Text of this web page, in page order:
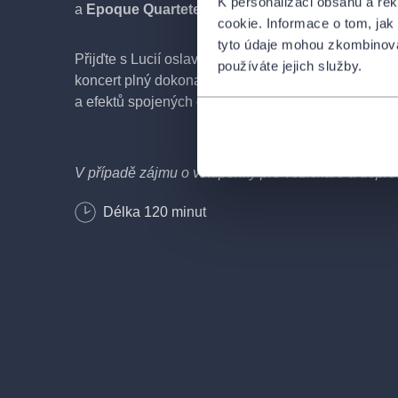
cookie. Informace o tom,
tyto údaje mohou
používáte jejich služby.
a Epoque Quartetem.
Přijďte s Lucií oslavit její významné narozeniny na
koncert plný dokonalého zpěvu, vynikající hudby,
a efektů spojených do jedné velkolepé show!
V případě zájmu o vstupenky pro vozíčkáře a
Netýká se všech termínů, napište a rádi Vám
Délka 120 minut